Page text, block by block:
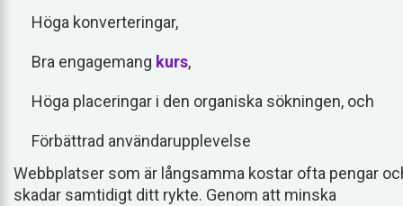
Höga konverteringar,
Bra engagemang kurs,
Höga placeringar i den organiska sökningen, och
Förbättrad användarupplevelse
Webbplatser som är långsamma kostar ofta pengar
skadar samtidigt ditt rykte. Genom att minska